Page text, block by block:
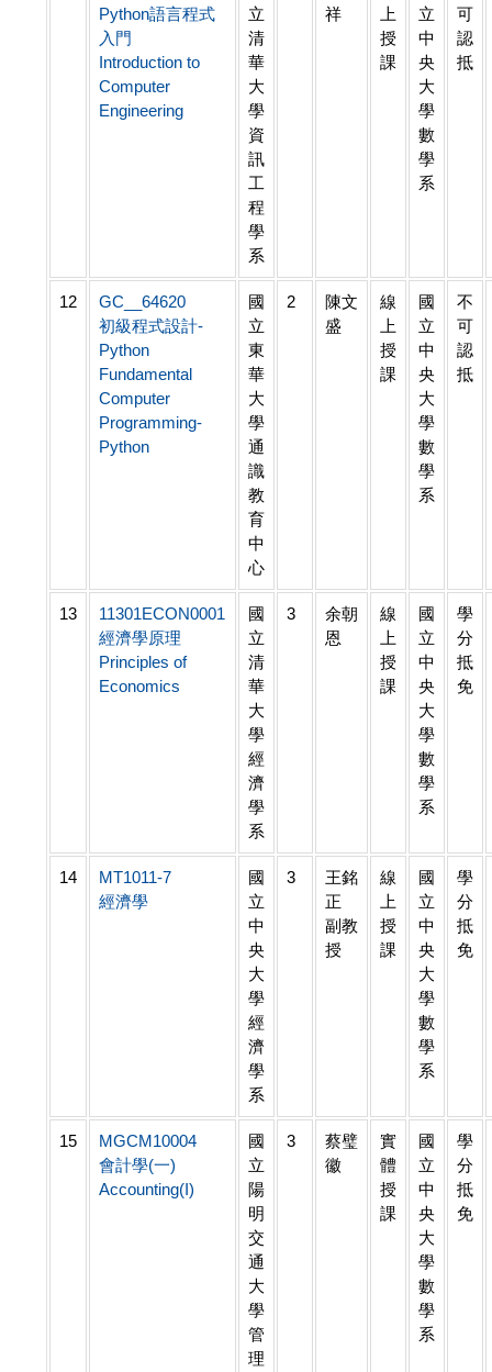
Python語言程式
入門
Introduction to
Computer
Engineering
立
清
華
大
學
資
訊
工
程
學
系
祥
上
授
課
立
中
央
大
學
數
學
系
可
認
抵
12
GC__64620
初級程式設計-
Python
Fundamental
Computer
Programming-
Python
國
立
東
華
大
學
通
識
教
育
中
心
2
陳文
盛
線
上
授
課
國
立
中
央
大
學
數
學
系
不
可
認
抵
13
11301ECON0001
經濟學原理
Principles of
Economics
國
立
清
華
大
學
經
濟
學
系
3
余朝
恩
線
上
授
課
國
立
中
央
大
學
數
學
系
學
分
抵
免
14
MT1011-7
經濟學
國
立
中
央
大
學
經
濟
學
系
3
王銘
正
副教
授
線
上
授
課
國
立
中
央
大
學
數
學
系
學
分
抵
免
15
MGCM10004
會計學(一)
Accounting(I)
國
立
陽
明
交
通
大
學
管
理
3
蔡璧
徽
實
體
授
課
國
立
中
央
大
學
數
學
系
學
分
抵
免